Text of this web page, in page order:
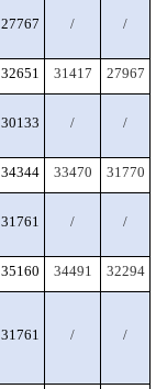
27767 / /
32651 31417 27967
30133 / /
34344 33470 31770
31761 / /
35160 34491 32294
31761 / /